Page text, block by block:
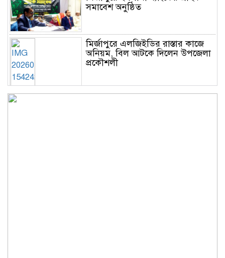
সমাবেশ অনুষ্ঠিত
মির্জাপুরে এলজিইডির রাস্তার কাজে
অনিয়ম, বিল আটকে দিলেন উপজেলা
প্রকৌশলী